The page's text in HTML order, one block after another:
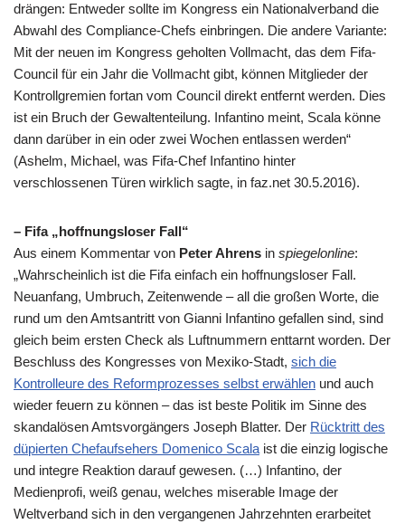
drängen: Entweder sollte im Kongress ein Nationalverband die
Abwahl des Compliance-Chefs einbringen. Die andere Variante:
Mit der neuen im Kongress geholten Vollmacht, das dem Fifa-
Council für ein Jahr die Vollmacht gibt, können Mitglieder der
Kontrollgremien fortan vom Council direkt entfernt werden. Dies
ist ein Bruch der Gewaltenteilung. Infantino meint, Scala könne
dann darüber in ein oder zwei Wochen entlassen werden“
(Ashelm, Michael, was Fifa-Chef Infantino hinter
verschlossenen Türen wirklich sagte, in faz.net 30.5.2016).
– Fifa „hoffnungsloser Fall“
Aus einem Kommentar von Peter Ahrens in spiegelonline:
„Wahrscheinlich ist die Fifa einfach ein hoffnungsloser Fall.
Neuanfang, Umbruch, Zeitenwende – all die großen Worte, die
rund um den Amtsantritt von Gianni Infantino gefallen sind, sind
gleich beim ersten Check als Luftnummern enttarnt worden. Der
Beschluss des Kongresses von Mexiko-Stadt, sich die
Kontrolleure des Reformprozesses selbst erwählen und auch
wieder feuern zu können – das ist beste Politik im Sinne des
skandalösen Amtsvorgängers Joseph Blatter. Der Rücktritt des
düpierten Chefaufsehers Domenico Scala ist die einzig logische
und integre Reaktion darauf gewesen. (…) Infantino, der
Medienprofi, weiß genau, welches miserable Image der
Weltverband sich in den vergangenen Jahrzehnten erarbeitet